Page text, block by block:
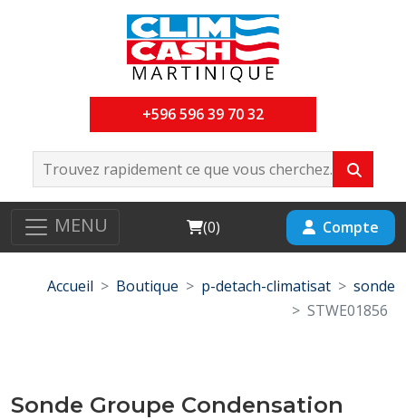
+596 596 39 70 32
MENU Cart
(0) Compte
Accueil Boutique p-detach-climatisat
sonde
STWE01856
Sonde Groupe Condensation